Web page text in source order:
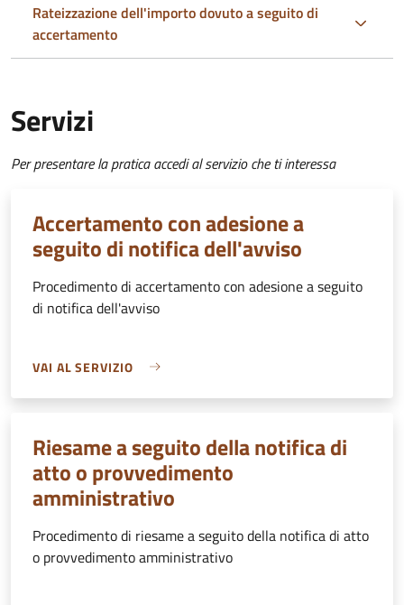
Rateizzazione dell'importo dovuto a seguito di
accertamento
Servizi
Per presentare la pratica accedi al servizio che ti interessa
Accertamento con adesione a
seguito di notifica dell'avviso
Procedimento di accertamento con adesione a seguito
di notifica dell'avviso
VAI AL SERVIZIO
Riesame a seguito della notifica di
atto o provvedimento
amministrativo
Procedimento di riesame a seguito della notifica di atto
o provvedimento amministrativo